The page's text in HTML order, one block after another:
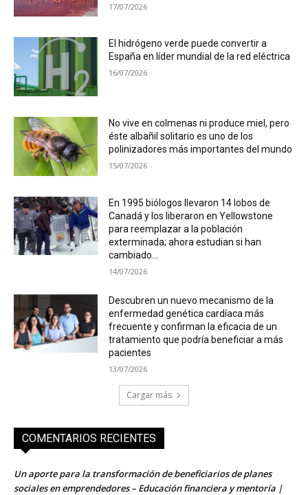
17/07/2026
El hidrógeno verde puede convertir a
España en líder mundial de la red eléctrica
16/07/2026
No vive en colmenas ni produce miel, pero
éste albañil solitario es uno de los
polinizadores más importantes del mundo
15/07/2026
En 1995 biólogos llevaron 14 lobos de
Canadá y los liberaron en Yellowstone
para reemplazar a la población
exterminada; ahora estudian si han
cambiado...
14/07/2026
Descubren un nuevo mecanismo de la
enfermedad genética cardíaca más
frecuente y confirman la eficacia de un
tratamiento que podría beneficiar a más
pacientes
13/07/2026
Cargar más
COMENTARIOS RECIENTES
Un aporte para la transformación de beneficiarios de planes
sociales en emprendedores – Educación financiera y mentoría |